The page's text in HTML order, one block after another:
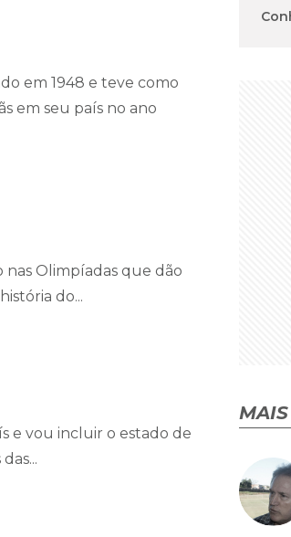
em 1948 e teve como
em seu país no ano
Olimpíadas que dão
do...
e vou incluir o estado de